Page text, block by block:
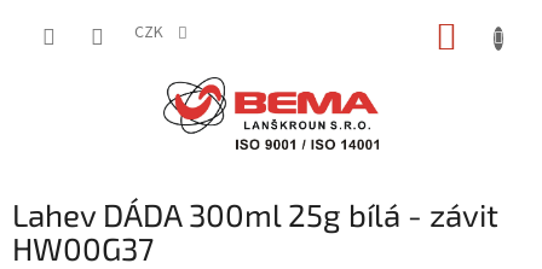
CZK
Lahev DÁDA 300ml 25g bílá - závit
HW00G37